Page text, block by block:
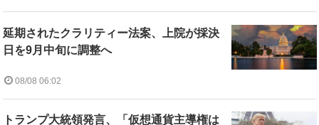
延期されたクラリティー法案、上院が採決
日を9月中旬に調整へ
08/08 06:02
トランプ大統領発言、「仮想通貨主導権は